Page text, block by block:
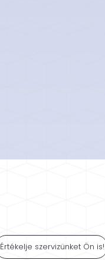
Értékelje szervizünket Ön is!